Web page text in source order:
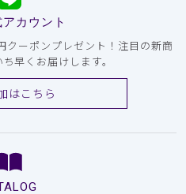
カウント
クーポンプレゼント！注目の新商
早くお届けします。
はこちら